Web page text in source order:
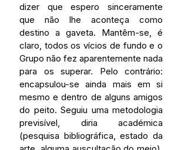
dizer que espero sinceramente
que não lhe aconteça como
destino a gaveta. Mantêm-se, é
claro, todos os vícios de fundo e o
Grupo não fez aparentemente nada
para os superar. Pelo contrário:
encapsulou-se ainda mais em si
mesmo e dentro de alguns amigos
do peito. Seguiu uma metodologia
previsível, diria académica
(pesquisa bibliográfica, estado da